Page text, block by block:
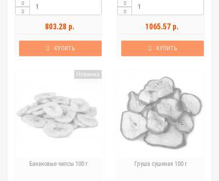
803.28 р.
КУПИТЬ
1065.57 р.
КУПИТЬ
Новинка
Банановые чипсы 100 г Груша сушеная 100 г